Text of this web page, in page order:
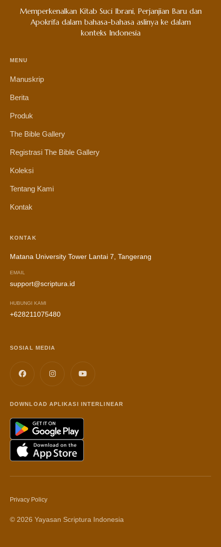
Memperkenalkan Kitab Suci Ibrani, Perjanjian Baru dan
Apokrifa dalam bahasa-bahasa aslinya ke dalam
konteks Indonesia
MENU
Manuskrip
Berita
Produk
The Bible Gallery
Registrasi The Bible Gallery
Koleksi
Tentang Kami
Kontak
KONTAK
Matana University Tower Lantai 7, Tangerang
EMAIL
support@scriptura.id
HUBUNGI KAMI
+628211075480
SOSIAL MEDIA
DOWNLOAD APLIKASI INTERLINEAR
Privacy Policy
© 2026 Yayasan Scriptura Indonesia